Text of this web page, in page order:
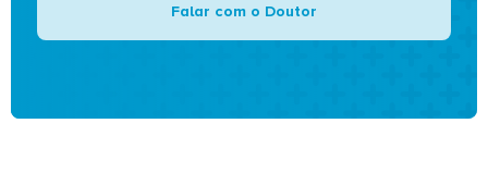
Falar com o Doutor